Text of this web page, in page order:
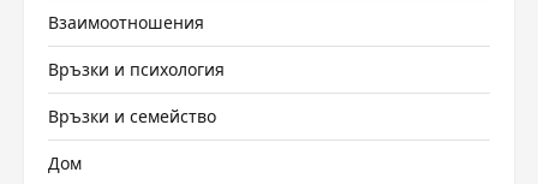
Взаимоотношения
Връзки и психология
Връзки и семейство
Дом